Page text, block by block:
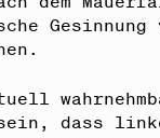
sein, dass